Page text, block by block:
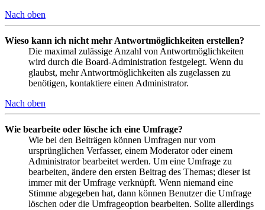
Nach oben
Wieso kann ich nicht mehr Antwortmöglichkeiten erstellen?
Die maximal zulässige Anzahl von Antwortmöglichkeiten
wird durch die Board-Administration festgelegt. Wenn du
glaubst, mehr Antwortmöglichkeiten als zugelassen zu
benötigen, kontaktiere einen Administrator.
Nach oben
Wie bearbeite oder lösche ich eine Umfrage?
Wie bei den Beiträgen können Umfragen nur vom
ursprünglichen Verfasser, einem Moderator oder einem
Administrator bearbeitet werden. Um eine Umfrage zu
bearbeiten, ändere den ersten Beitrag des Themas; dieser ist
immer mit der Umfrage verknüpft. Wenn niemand eine
Stimme abgegeben hat, dann können Benutzer die Umfrage
löschen oder die Umfrageoption bearbeiten. Sollte allerdings